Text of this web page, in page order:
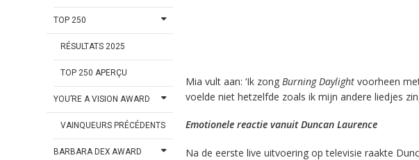
TOP 250
RÉSULTATS 2025
TOP 250 APERÇU
YOU’RE A VISION AWARD
VAINQUEURS PRÉCÉDENTS
BARBARA DEX AWARD
Mia vult aan: ‘Ik zong Burning Daylightvoorheen
voelde niet hetzelfde zoals ik mijn andere liedjes
Emotionele reactie vanuit Duncan Laurence
Na de eerste live uitvoering op televisie raakte